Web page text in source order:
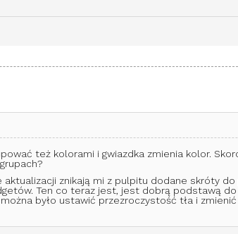
też kolorami i gwiazdka zmienia kolor.
aktualizacji znikają mi z pulpitu dodane skróty
Ten co teraz jest, jest dobrą podstawą
było ustawić przezroczystość tła i